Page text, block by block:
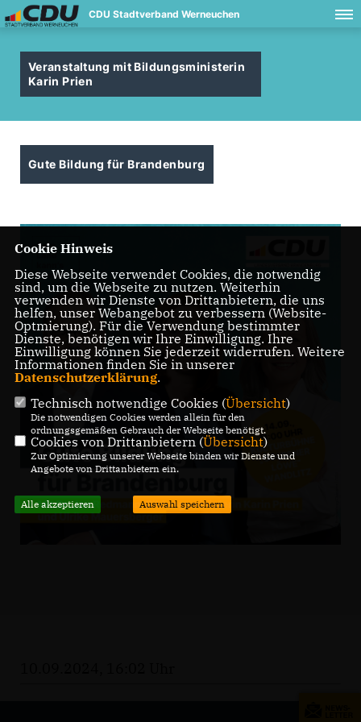
CDU Stadtverband Werneuchen
Veranstaltung mit Bildungsministerin
Karin Prien
Gute Bildung für Brandenburg
Cookie Hinweis
Diese Webseite verwendet Cookies, die notwendig
sind, um die Webseite zu nutzen. Weiterhin
verwenden wir Dienste von Drittanbietern, die uns
helfen, unser Webangebot zu verbessern (Website-
Optmierung). Für die Verwendung bestimmter
Dienste, benötigen wir Ihre Einwilligung. Ihre
Einwilligung können Sie jederzeit widerrufen. Weitere
Informationen finden Sie in unserer
Datenschutzerklärung.
Technisch notwendige Cookies (Übersicht)
Die notwendigen Cookies werden allein für den
ordnungsgemäßen Gebrauch der Webseite benötigt.
Cookies von Drittanbietern (Übersicht)
Zur Optimierung unserer Webseite binden wir Dienste und
Angebote von Drittanbietern ein.
Alle akzeptieren Auswahl speichern